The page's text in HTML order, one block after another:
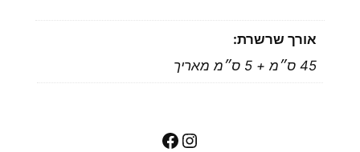
אורך שרשרת:
45 ס״מ + 5 ס״מ מאריך
Instagram
Facebook